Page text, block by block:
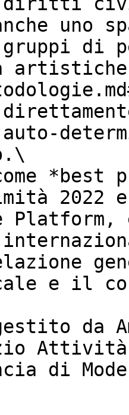
uno
di
2022
e il
da
Attività
di